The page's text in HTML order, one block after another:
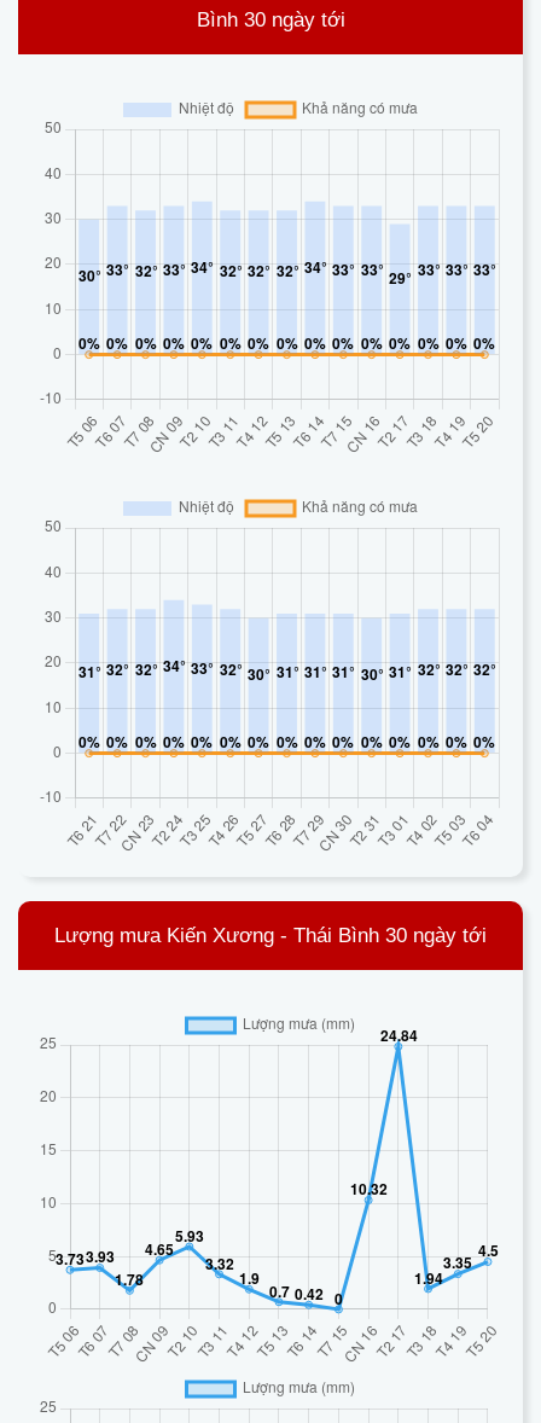
Bình 30 ngày tới
Lượng mưa Kiến Xương - Thái Bình 30 ngày tới